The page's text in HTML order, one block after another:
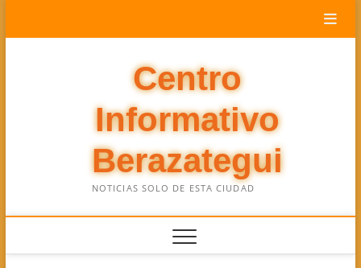
Centro
Informativo
Berazategui
NOTICIAS SOLO DE ESTA CIUDAD